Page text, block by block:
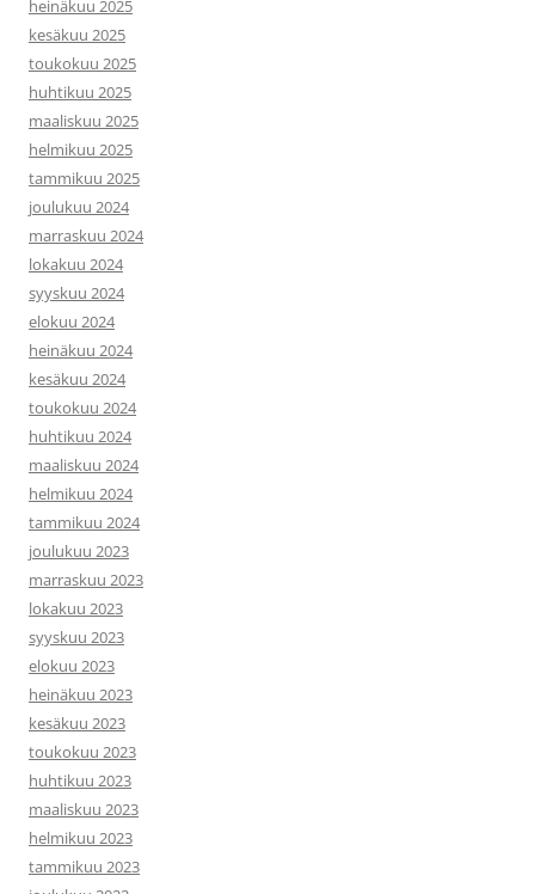
heinäkuu 2025
kesäkuu 2025
toukokuu 2025
huhtikuu 2025
maaliskuu 2025
helmikuu 2025
tammikuu 2025
joulukuu 2024
marraskuu 2024
lokakuu 2024
syyskuu 2024
elokuu 2024
heinäkuu 2024
kesäkuu 2024
toukokuu 2024
huhtikuu 2024
maaliskuu 2024
helmikuu 2024
tammikuu 2024
joulukuu 2023
marraskuu 2023
lokakuu 2023
syyskuu 2023
elokuu 2023
heinäkuu 2023
kesäkuu 2023
toukokuu 2023
huhtikuu 2023
maaliskuu 2023
helmikuu 2023
tammikuu 2023